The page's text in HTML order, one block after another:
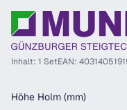
Inhalt: 1 SetEAN:
Höhe Holm (mm)